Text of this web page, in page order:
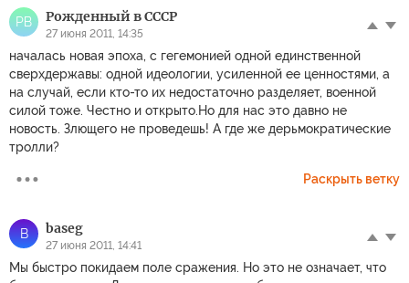
РВ Рожденный в СССР
27 июня 2011, 14:35
началась новая эпоха, с гегемонией одной единственной
сверхдержавы: одной идеологии, усиленной ее ценностями, а
на случай, если кто-то их недостаточно разделяет, военной
силой тоже. Честно и открыто.Но для нас это давно не
новость. Злющего не проведешь! А где же дерьмократические
тролли?
Раскрыть ветку
B baseg
27 июня 2011, 14:41
Мы быстро покидаем поле сражения. Но это не означает, что